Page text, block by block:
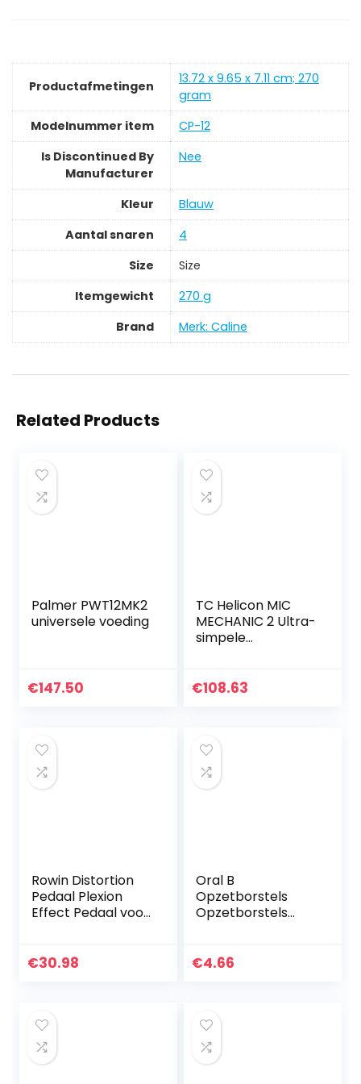
Productafmetingen
‎13.72 x 9.65 x 7.11 cm; 270
gram
Modelnummer item
‎CP-12
Is Discontinued By
Manufacturer
‎Nee
Kleur
‎Blauw
Aantal snaren
‎4
Size
‎Size
Itemgewicht
‎270 g
Brand
Merk: Caline
Related Products
Palmer PWT12MK2
universele voeding
€147.50
TC Helicon MIC
MECHANIC 2 Ultra-
simpele
stompbox met
€108.63
Rowin Distortion
Pedaal Plexion
Effect Pedaal voor
normale modi True
€30.98
Oral B
Opzetborstels
Opzetborstels
Oral B
Tandenborstel…
€4.66